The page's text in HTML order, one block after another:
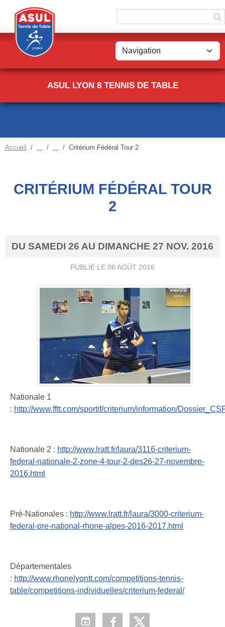
ASUL LYON 8 TENNIS DE TABLE
Accueil Critérium Fédéral Tour 2
CRITÉRIUM FÉDÉRAL TOUR
2
DU SAMEDI 26 AU DIMANCHE 27 NOV. 2016
PUBLIÉ LE 06 AOÛT 2016
Nationale 1
: http://www.fftt.com/sportif/criterium/information/
Nationale 2 : http://www.lratt.fr/laura/3116-criterium-
federal-nationale-2-zone-4-tour-2-des26-27-novembre-
2016.html
Pré-Nationales : http://www.lratt.fr/laura/3000-criterium-
federal-pre-national-rhone-alpes-2016-2017.html
Départementales
: http://www.rhonelyontt.com/competitions-tennis-
table/competitions-individuelles/criterium-federal/
Panneau de gestion des cookies